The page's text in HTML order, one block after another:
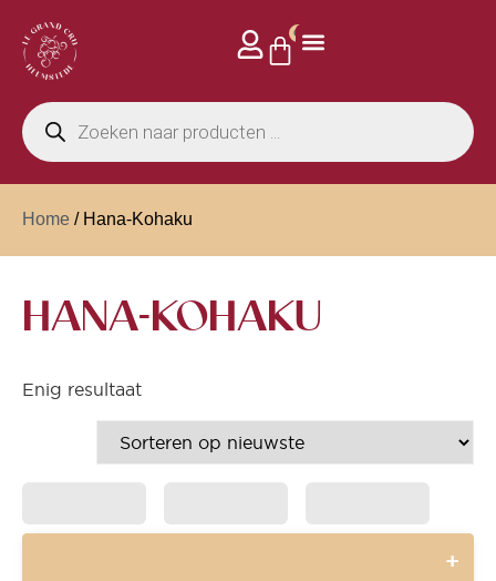
0
Home / Hana-Kohaku
HANA-KOHAKU
Enig resultaat